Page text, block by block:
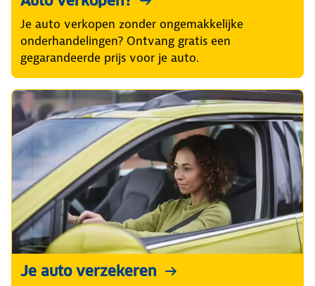
Je auto verkopen zonder ongemakkelijke
onderhandelingen? Ontvang gratis een
gegarandeerde prijs voor je auto.
Je auto verzekeren